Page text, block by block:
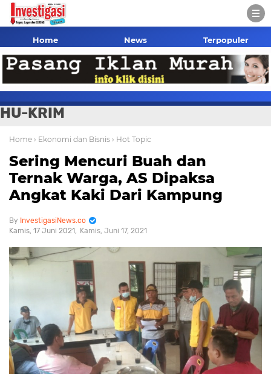
Home News Terpopuler
HU-KRIM
Home › Ekonomi dan Bisnis › Hot Topic
Sering Mencuri Buah dan
Ternak Warga, AS Dipaksa
Angkat Kaki Dari Kampung
InvestigasiNews.co
Kamis, 17 Juni 2021
Kamis, Juni 17, 2021